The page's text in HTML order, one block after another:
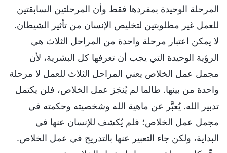
المرحلة الوحيدة بمفردها فقط وأن المرحلتين السابقتين
للعمل غير مطلوبتين لتخليص الإنسان من تأثير الشيطان.
لا يمكن اعتبار مرحلة واحدة من المراحل الثلاث هي
الرؤية الوحيدة التي يجب أن تعرفها كل البشرية، لأن
مجمل عمل الخلاص يعني المراحل الثلاث للعمل لا مرحلة
واحدة من بينها. طالما لم يُنجَز عمل الخلاص، فلن يكتمل
تدبير الله. يُعبَّر عن ماهية الله وشخصيته وحكمته في
مجمل عمل الخلاص؛ فلم يُكشف للإنسان عنها في
البداية، ولكن جاء التعبير عنها بالتدريج في عمل الخلاص.